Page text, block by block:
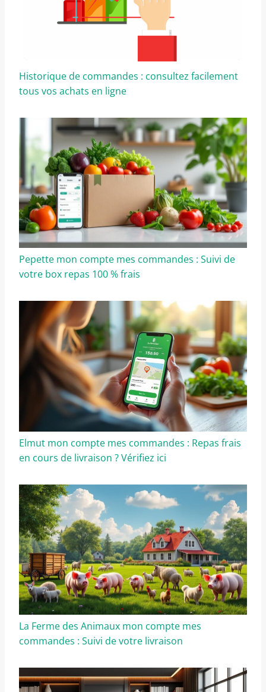
Historique de commandes : consultez facilement
tous vos achats en ligne
Pepette mon compte mes commandes : Suivi de
votre box repas 100 % frais
Elmut mon compte mes commandes : Repas frais
en cours de livraison ? Vérifiez ici
La Ferme des Animaux mon compte mes
commandes : Suivi de votre livraison